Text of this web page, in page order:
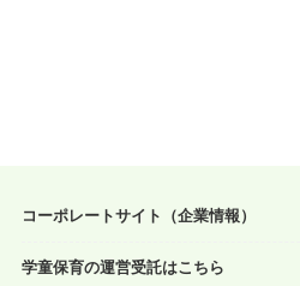
コーポレートサイト（企業情報）
学童保育の運営受託はこちら